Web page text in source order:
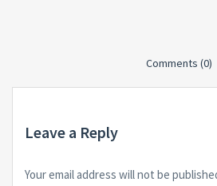
Comments (0)
Leave a Reply
Your email address will not be